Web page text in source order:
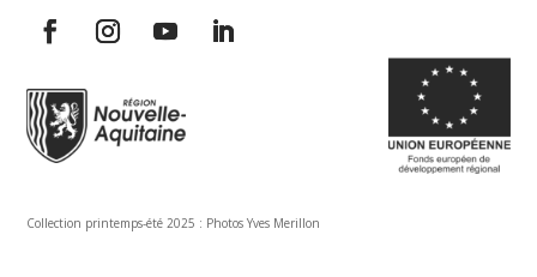
Collection printemps-été 2025 : Photos Yves Merillon